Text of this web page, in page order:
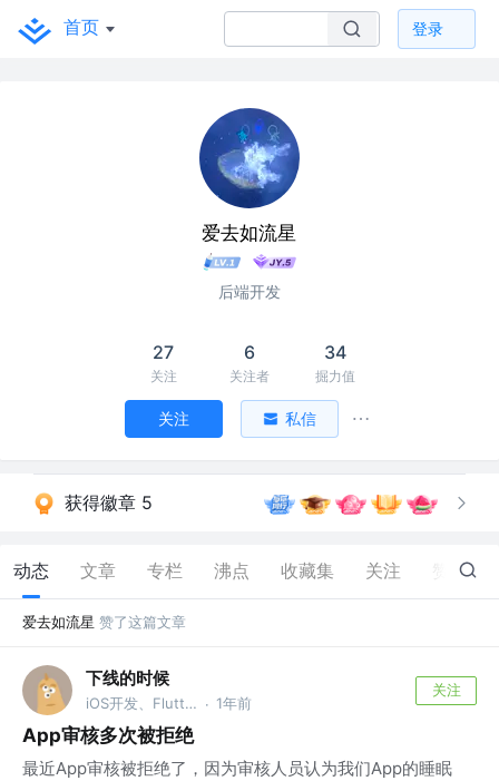
首页 登录
爱去如流星
后端开发
27
关注
6
关注者
34
掘力值
关注 私信
获得徽章 5
动态 文章 专栏 沸点 收藏集 关注 104
爱去如流星 赞了这篇文章
下线的时候
iOS开发、Flutter开发 · 1年前
关注
App审核多次被拒绝
最近App审核被拒绝了，因为审核人员认为我们App的睡眠